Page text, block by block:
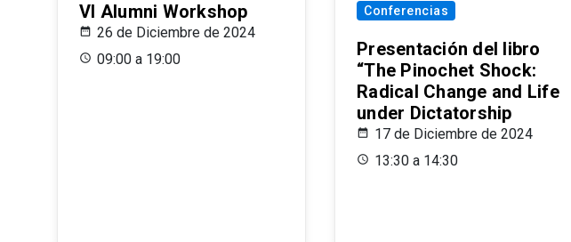
VI Alumni Workshop
26 de Diciembre de 2024
09:00 a 19:00
Conferencias
Presentación del libro
“The Pinochet Shock:
Radical Change and Life
under Dictatorship
17 de Diciembre de 2024
13:30 a 14:30